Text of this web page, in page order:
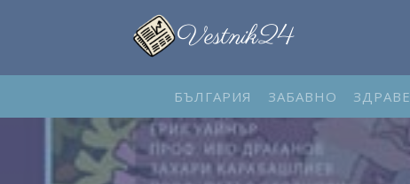
БЪЛГАРИЯ ЗАБАВНО ЗДРАВЕ